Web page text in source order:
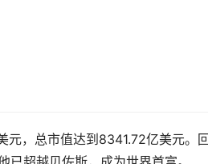
，总市值达到8341.72亿美元。